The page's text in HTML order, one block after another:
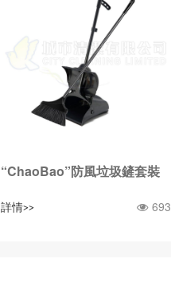
“ChaoBao”防風垃圾鏟套裝
詳情>> 693